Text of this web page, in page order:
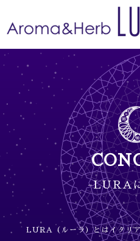
-LURA
LURA（ルーラ）とはイタリ